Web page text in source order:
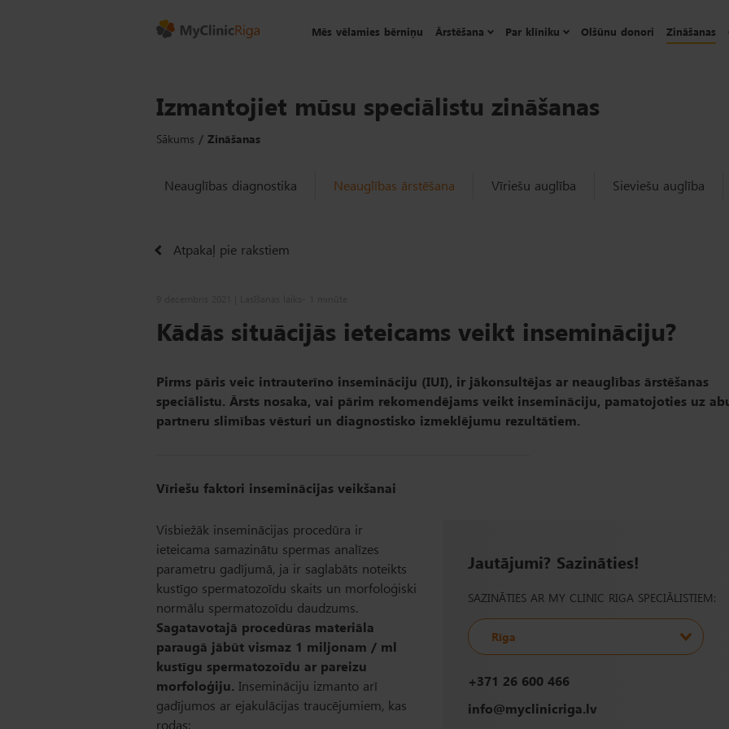
Mēs vēlamies bērniņu Ārstēšana Par klīniku Olšūnu donori Zināšanas
Izmantojiet mūsu speciālistu zināšanas
Sākums Zināšanas
Neauglības diagnostika Neauglības ārstēšana Vīriešu auglība Sieviešu auglība
Atpakaļ pie rakstiem
Kādās situācijās ieteicams veikt insemināciju?
Pirms pāris veic intrauterīno insemināciju (IUI), ir jākonsultējas ar neauglības ārstēšanas
speciālistu. Ārsts nosaka, vai pārim rekomendējams veikt insemināciju, pamatojoties uz
partneru slimības vēsturi un diagnostisko izmeklējumu rezultātiem.
Vīriešu faktori inseminācijas veikšanai
Visbiežāk inseminācijas procedūra ir
ieteicama samazinātu spermas analīzes
parametru gadījumā, ja ir saglabāts noteikts
kustīgo spermatozoīdu skaits un morfoloģiski
normālu spermatozoīdu daudzums.
Sagatavotajā procedūras materiāla
paraugā jābūt vismaz 1 miljonam / ml
kustīgu spermatozoīdu ar pareizu
morfoloģiju. Insemināciju izmanto arī
gadījumos ar ejakulācijas traucējumiem, kas
rodas:
Jautājumi? Sazināties!
SAZINĀTIES AR MY CLINIC RIGA SPECIĀLISTIEM:
Rīga
+371 26 600 466
info@myclinicriga.lv